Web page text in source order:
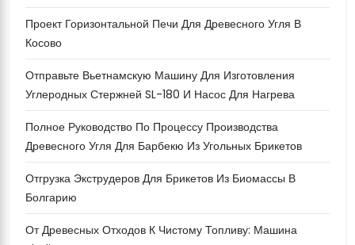
Проект Горизонтальной Печи Для Древесного Угля В
Косово
Отправьте Вьетнамскую Машину Для Изготовления
Углеродных Стержней SL-180 И Насос Для Нагрева
Полное Руководство По Процессу Производства
Древесного Угля Для Барбекю Из Угольных Брикетов
Отгрузка Экструдеров Для Брикетов Из Биомассы В
Болгарию
От Древесных Отходов К Чистому Топливу: Машина